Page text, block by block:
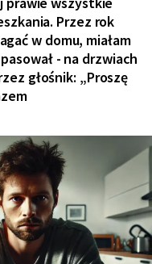
Przez rok
w domu, miałam
- na drzwiach
głośnik: „Proszę